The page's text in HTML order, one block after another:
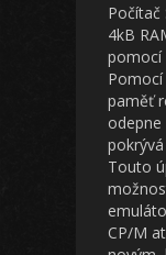
Počítač
4kB
pomocí
paměť
Touto
CP/M